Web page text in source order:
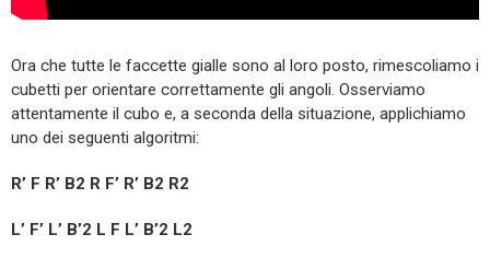
Ora che tutte le faccette gialle sono al loro posto, rimescoliamo i
cubetti per orientare correttamente gli angoli. Osserviamo
attentamente il cubo e, a seconda della situazione, applichiamo
uno dei seguenti algoritmi:
R’ F R’ B2 R F’ R’ B2 R2
L’ F’ L’ B’2 L F L’ B’2 L2